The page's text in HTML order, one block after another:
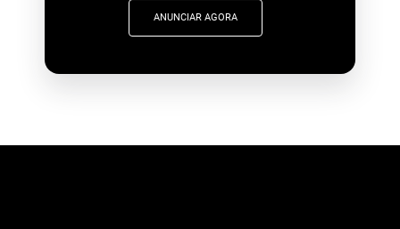
ANUNCIAR AGORA